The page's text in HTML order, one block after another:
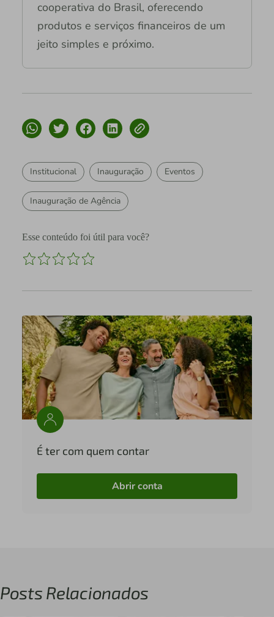
cooperativa do Brasil, oferecendo
produtos e serviços financeiros de um
jeito simples e próximo.
Institucional Inauguração Eventos
Inauguração de Agência
Esse conteúdo foi útil para você?
É ter com quem contar
Abrir conta
Posts Relacionados